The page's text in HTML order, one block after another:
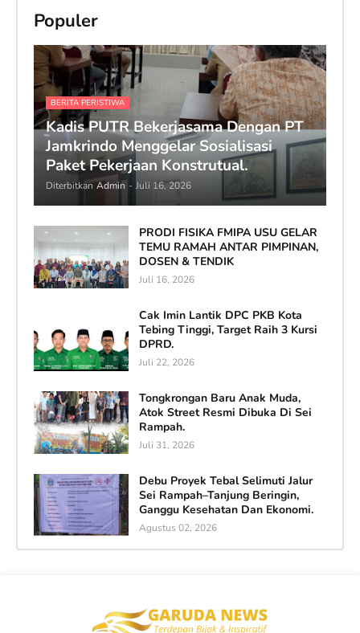
Populer
BERITA PERISTIWA
Kadis PUTR Bekerjasama Dengan PT
Jamkrindo Menggelar Sosialisasi
Paket Pekerjaan Konstrutual.
Diterbitkan Admin - Juli 16, 2026
PRODI FISIKA FMIPA USU GELAR
TEMU RAMAH ANTAR PIMPINAN,
DOSEN & TENDIK
Juli 16, 2026
Cak Imin Lantik DPC PKB Kota
Tebing Tinggi, Target Raih 3 Kursi
DPRD.
Juli 22, 2026
Tongkrongan Baru Anak Muda,
Atok Street Resmi Dibuka Di Sei
Rampah.
Juli 31, 2026
Debu Proyek Tebal Selimuti Jalur
Sei Rampah–Tanjung Beringin,
Ganggu Kesehatan Dan Ekonomi.
Agustus 02, 2026